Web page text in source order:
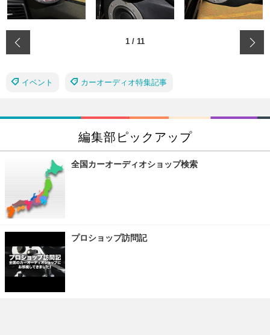
1 / 11
イベント カーオーディオ特集記事
編集部ピックアップ
全国カーオーディオショップ検索
プロショップ訪問記